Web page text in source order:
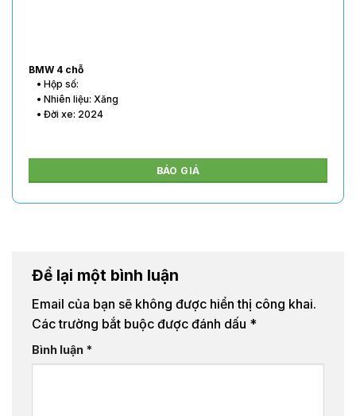
BMW 4 chỗ
• Hộp số:
• Nhiên liệu: Xăng
• Đời xe: 2024
BÁO GIÁ
Để lại một bình luận
Email của bạn sẽ không được hiển thị công khai.
Các trường bắt buộc được đánh dấu *
Bình luận *